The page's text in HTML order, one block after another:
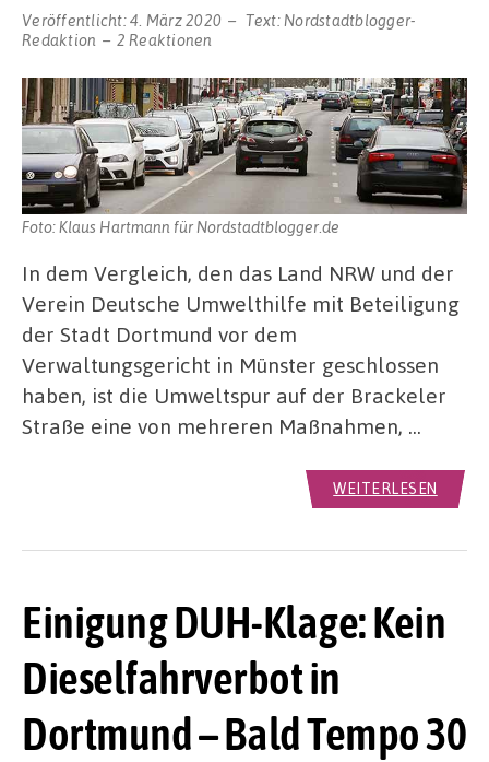
Veröffentlicht:4. März 2020 Text: Nordstadtblogger-
Redaktion
2 Reaktionen
Foto: Klaus Hartmann für Nordstadtblogger.de
In dem Vergleich, den das Land NRW und der
Verein Deutsche Umwelthilfe mit Beteiligung
der Stadt Dortmund vor dem
Verwaltungsgericht in Münster geschlossen
haben, ist die Umweltspur auf der Brackeler
Straße eine von mehreren Maßnahmen, …
WEITERLESEN
Einigung DUH-Klage: Kein
Dieselfahrverbot in
Dortmund – Bald Tempo 30